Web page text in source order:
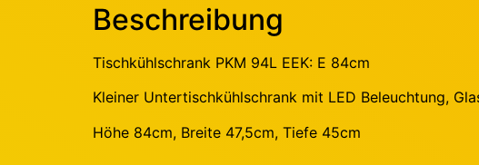
Beschreibung
Tischkühlschrank PKM 94L EEK: E 84cm
Kleiner Untertischkühlschrank mit LED Beleuchtung,
Höhe 84cm, Breite 47,5cm, Tiefe 45cm